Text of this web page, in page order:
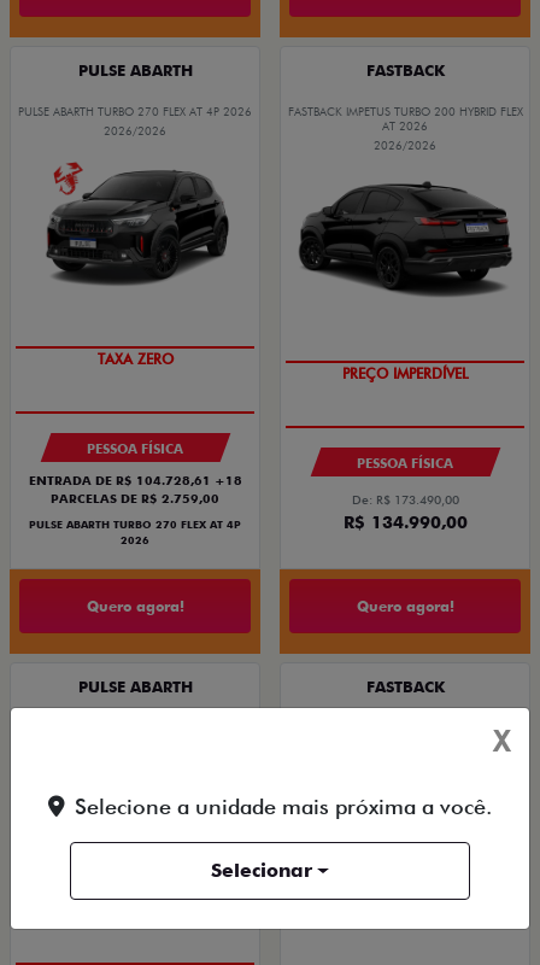
PULSE ABARTH
PULSE ABARTH TURBO 270 FLEX AT 4P 2026
2026/2026
SAIA DE FIAT 0KM
PESSOA FÍSICA
ENTRADA DE R$ 104.728,61 +18
PARCELAS DE R$ 2.759,00
PULSE ABARTH TURBO 270 FLEX AT 4P
2026
Quero agora!
FASTBACK
FASTBACK IMPETUS TURBO 200 HYBRID FLEX
AT 2026
2026/2026
OPORTUNIDADE
PESSOA FÍSICA
De: R$ 173.490,00
R$ 134.990,00
Quero agora!
PULSE ABARTH FASTBACK
FASTBACK LIMITED EDITION TURBO 270 FLEX
X
Selecione a unidade mais próxima a você.
Selecionar